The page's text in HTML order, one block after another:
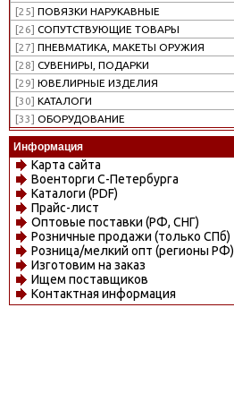
[25] ПОВЯЗКИ НАРУКАВНЫЕ
[26] СОПУТСТВУЮЩИЕ ТОВАРЫ
[27] ПНЕВМАТИКА, МАКЕТЫ ОРУЖИЯ
[28] СУВЕНИРЫ, ПОДАРКИ
[29] ЮВЕЛИРНЫЕ ИЗДЕЛИЯ
[30] КАТАЛОГИ
[33] ОБОРУДОВАНИЕ
Информация
Карта сайта
Военторги С-Петербурга
Каталоги (PDF)
Прайс-лист
Оптовые поставки (РФ, СНГ)
Розничные продажи (только СПб)
Розница/мелкий опт (регионы РФ)
Изготовим на заказ
Ищем поставщиков
Контактная информация